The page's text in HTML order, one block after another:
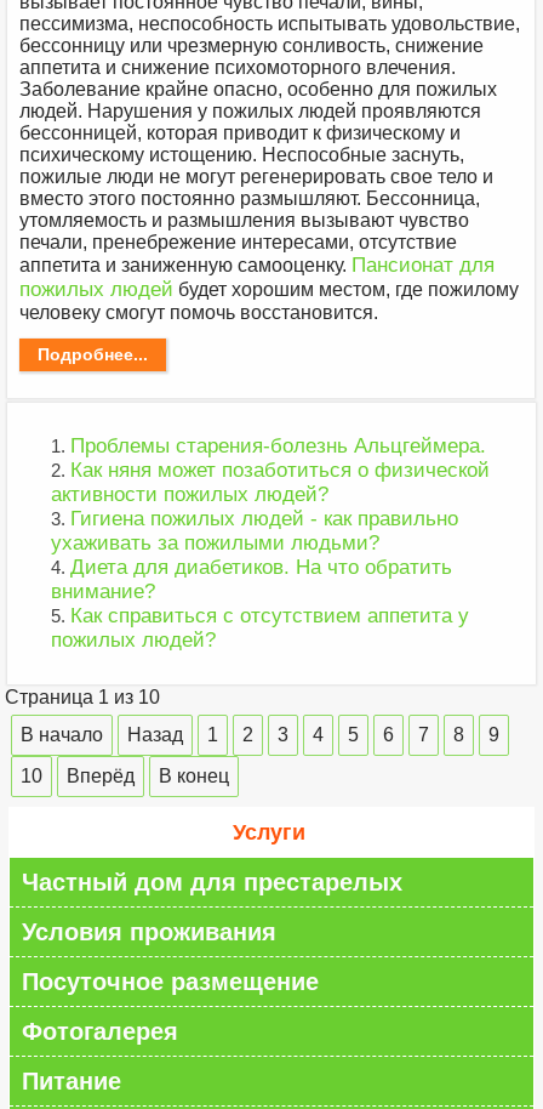
пессимизма, неспособность испытывать удовольствие,
бессонницу или чрезмерную сонливость, снижение
аппетита и снижение психомоторного влечения.
Заболевание крайне опасно, особенно для пожилых
людей. Нарушения у пожилых людей проявляются
бессонницей, которая приводит к физическому и
психическому истощению. Неспособные заснуть,
пожилые люди не могут регенерировать свое тело и
вместо этого постоянно размышляют. Бессонница,
утомляемость и размышления вызывают чувство
печали, пренебрежение интересами, отсутствие
аппетита и заниженную самооценку. Пансионат для
пожилых людей будет хорошим местом, где пожилому
человеку смогут помочь восстановится.
Подробнее...
Проблемы старения-болезнь Альцгеймера.
Как няня может позаботиться о физической
активности пожилых людей?
Гигиена пожилых людей - как правильно
ухаживать за пожилыми людьми?
Диета для диабетиков. На что обратить
внимание?
Как справиться с отсутствием аппетита у
пожилых людей?
Страница 1 из 10
В начало
Назад 1 2 3 4 5 6 7 8
9
10
Вперёд В конец
Услуги
Частный дом для престарелых
Условия проживания
Посуточное размещение
Фотогалерея
Питание